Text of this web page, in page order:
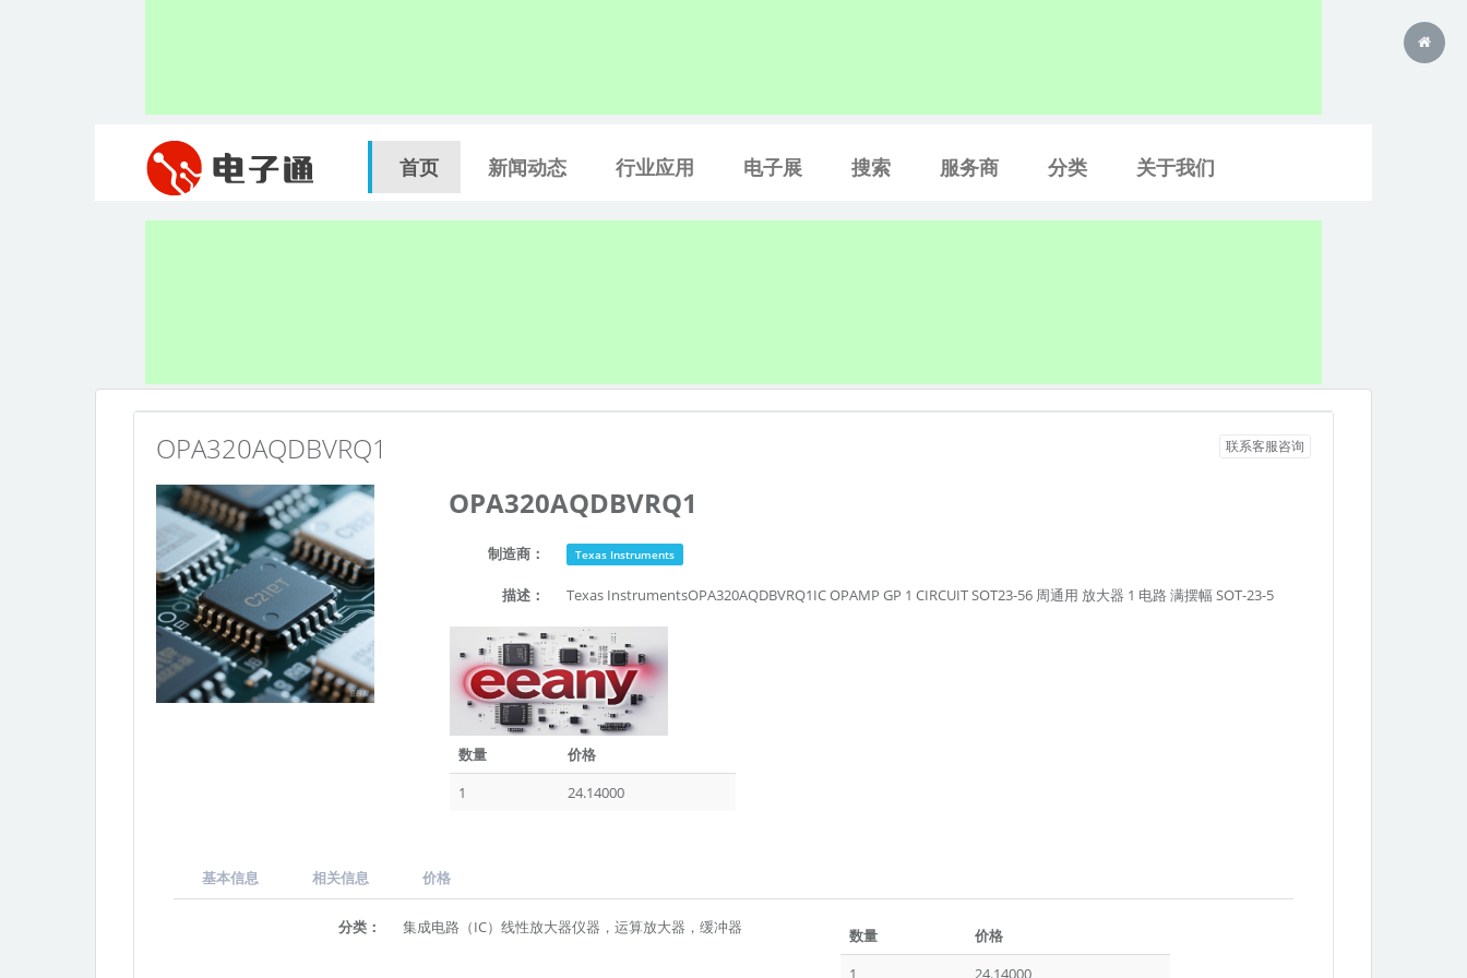
首页 新闻动态 行业应用 电子展 搜索 服务商 分类 关于我们
联系客服咨询
OPA320AQDBVRQ1
OPA320AQDBVRQ1
制造商： Texas Instruments
描述： Texas InstrumentsOPA320AQDBVRQ1IC OPAMP GP 1 CIRCUIT SOT23-56 周通用 放大器 1 电路 满摆幅 SOT-23-5
数量
价格
1
24.14000
基本信息 相关信息 价格
分类： 集成电路（IC）线性放大器仪器，运算放大器，缓冲器 数量
价格
1
24.14000